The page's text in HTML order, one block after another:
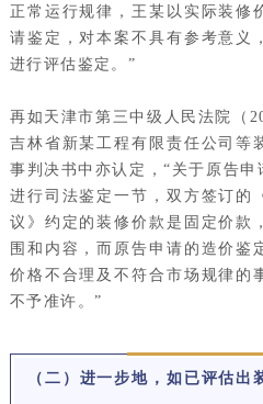
正常运行规律，王某以实际装修
请鉴定，对本案不具有参考意义
进行评估鉴定。”
再如天津市第三中级人民法院（
吉林省新某工程有限责任公司等
事判决书中亦认定，“关于原告
进行司法鉴定一节，双方签订的
议》约定的装修价款是固定价款
围和内容，而原告申请的造价鉴
价格不合理及不符合市场规律的
不予准许。”
（二）进一步地，如已评估